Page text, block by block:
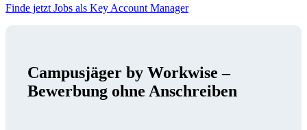
Finde jetzt Jobs als Key Account Manager
Campusjäger by Workwise –
Bewerbung ohne Anschreiben